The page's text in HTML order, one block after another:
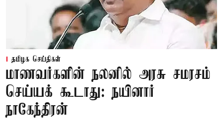
தமிழக செய்திகள்
மாணவர்களின் நலனில் அரசு சமரசம்
செய்யக் கூடாது: நயினார்
நாகேந்திரன்